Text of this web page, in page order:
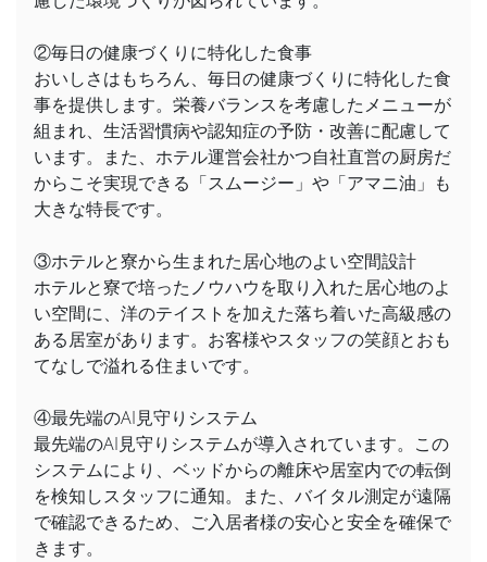
②毎日の健康づくりに特化した食事
おいしさはもちろん、毎日の健康づくりに特化した食
事を提供します。栄養バランスを考慮したメニューが
組まれ、生活習慣病や認知症の予防・改善に配慮して
います。また、ホテル運営会社かつ自社直営の厨房だ
からこそ実現できる「スムージー」や「アマニ油」も
大きな特長です。
③ホテルと寮から生まれた居心地のよい空間設計
ホテルと寮で培ったノウハウを取り入れた居心地のよ
い空間に、洋のテイストを加えた落ち着いた高級感の
ある居室があります。お客様やスタッフの笑顔とおも
てなしで溢れる住まいです。
④最先端のAI見守りシステム
最先端のAI見守りシステムが導入されています。この
システムにより、ベッドからの離床や居室内での転倒
を検知しスタッフに通知。また、バイタル測定が遠隔
で確認できるため、ご入居者様の安心と安全を確保で
きます。